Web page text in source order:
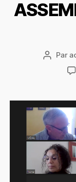
Auteur
l’article
Par